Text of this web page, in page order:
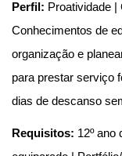
Perfil: Proatividade |
Conhecimentos de
organização e
para prestar serviço
dias de descanso
Requisitos: 12º ano